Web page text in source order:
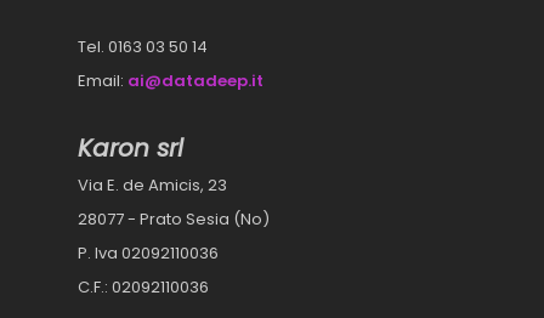
Tel. 0163 03 50 14
Email: ai@datadeep.it
Karon srl
Via E. de Amicis, 23
28077 - Prato Sesia (No)
P. Iva 02092110036
C.F.: 02092110036